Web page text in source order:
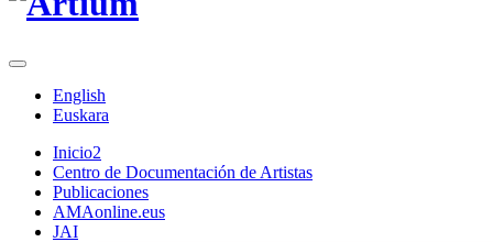
English
Euskara
Inicio2
Centro de Documentación de Artistas
Publicaciones
AMAonline.eus
JAI